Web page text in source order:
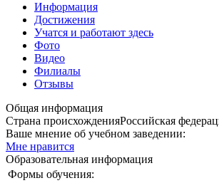
Информация
Достижения
Учатся и работают здесь
Фото
Видео
Филиалы
Отзывы
Общая информация
Страна происхожденияРоссийская
Ваше мнение об учебном заведении:
Мне нравится
Образовательная информация
Формы обучения: